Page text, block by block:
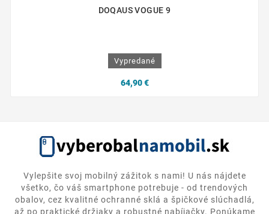
DOQAUS VOGUE 9
Vypredané
64,90 €
Vylepšite svoj mobilný zážitok s nami! U nás nájdete
všetko, čo váš smartphone potrebuje - od trendových
obalov, cez kvalitné ochranné sklá a špičkové slúchadlá,
až po praktické držiaky a robustné nabíjačky. Ponúkame